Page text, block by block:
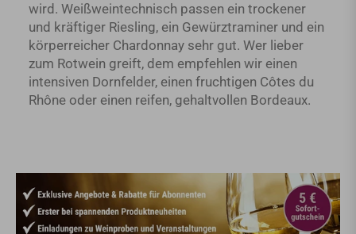
wird. Weißweintechnisch passen ein trockener
und kräftiger Riesling, ein Gewürztraminer und ein
körperreicher Chardonnay sehr gut. Wer lieber
zum Rotwein greift, dem empfehlen wir einen
intensiven Dornfelder, einen fruchtigen Côtes du
Rhône oder einen reifen, gehaltvollen Bordeaux.